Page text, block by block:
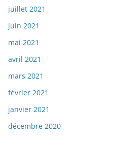
juillet 2021
juin 2021
mai 2021
avril 2021
mars 2021
février 2021
janvier 2021
décembre 2020